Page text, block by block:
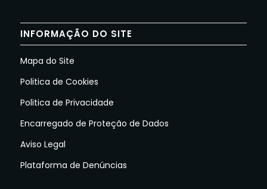
INFORMAÇÃO DO SITE
Mapa do Site
Politica de Cookies
Politica de Privacidade
Encarregado de Proteção de Dados
Aviso Legal
Plataforma de Denúncias